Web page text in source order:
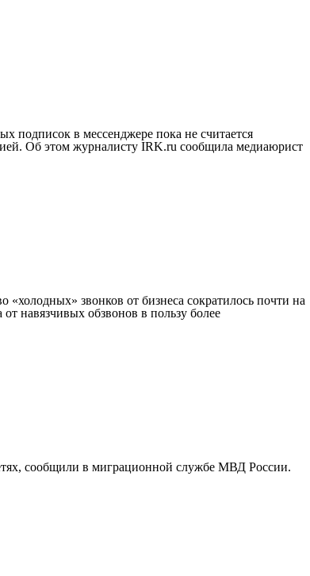
подписок в мессенджере пока не считается
Об этом журналисту IRK.ru сообщила медиаюрист
звонков от бизнеса сократилось почти на
навязчивых обзвонов в пользу более
сообщили в миграционной службе МВД России.